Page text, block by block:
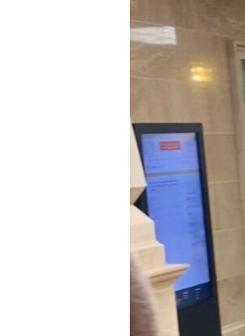
GENOCID U SREBRENICI
POPLAVE I KLIZIŠTA U BIH 2024.
TRI DECENIJE OD RATA U BIH
NASTANAK I RASPAD JUGOSLAVIJE